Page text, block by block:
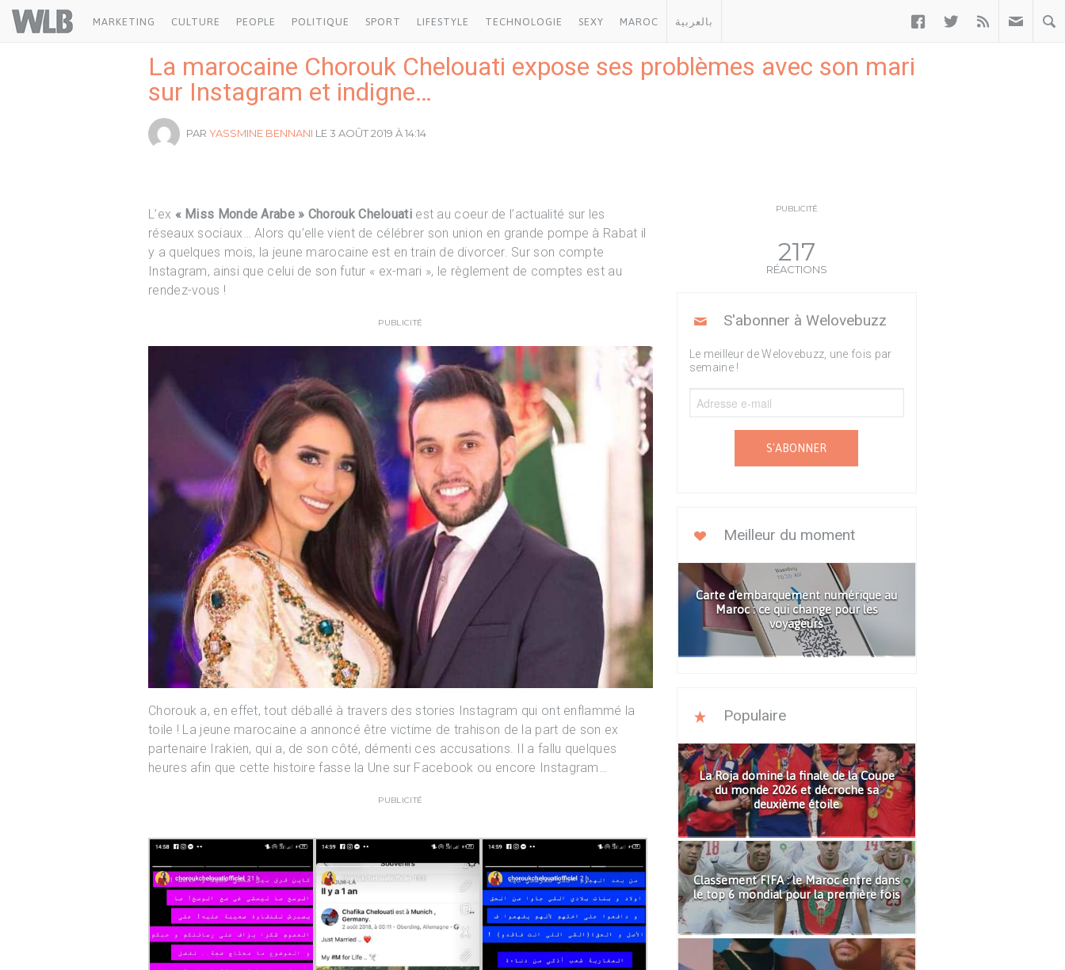
Welovebuzz
MARKETING CULTURE PEOPLE POLITIQUE SPORT LIFESTYLE TECHNOLOGIE SEXY MAROC بالعربية   
La marocaine Chorouk Chelouati expose ses problèmes avec son mari
sur Instagram et indigne…
PAR YASSMINE BENNANI LE 3 AOÛT 2019 À 14:14
L’ex « Miss Monde Arabe » Chorouk Chelouatiest au coeur de l’actualité sur les
réseaux sociaux… Alors qu’elle vient de célébrer son union en grande pompe à Rabat il
y a quelques mois, la jeune marocaine est en train de divorcer. Sur son compte
Instagram, ainsi que celui de son futur « ex-mari », le règlement de comptes est au
rendez-vous !
PUBLICITÉ
Chorouk a, en effet, tout déballé à travers des stories Instagram qui ont enflammé la
toile ! La jeune marocaine a annoncé être victime de trahison de la part de son ex
partenaire Irakien, qui a, de son côté, démenti ces accusations. Il a fallu quelques
heures afin que cette histoire fasse la Une sur Facebook ou encore Instagram…
PUBLICITÉ
PUBLICITÉ
217
RÉACTIONS
S'abonner à Welovebuzz
Le meilleur de Welovebuzz, une fois par
semaine !
S'ABONNER
Meilleur du moment
Carte d'embarquement numérique au
Maroc : ce qui change pour les
voyageurs
Populaire
La Roja domine la finale de la Coupe
du monde 2026 et décroche sa
deuxième étoile
Classement FIFA : le Maroc entre dans
le top 6 mondial pour la première fois